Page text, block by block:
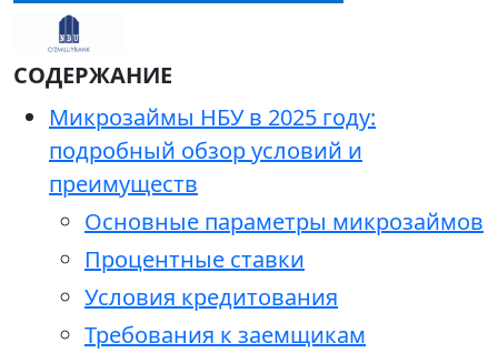
СОДЕРЖАНИЕ
Микрозаймы НБУ в 2025 году:
подробный обзор условий и
преимуществ
Основные параметры микрозаймов
Процентные ставки
Условия кредитования
Требования к заемщикам